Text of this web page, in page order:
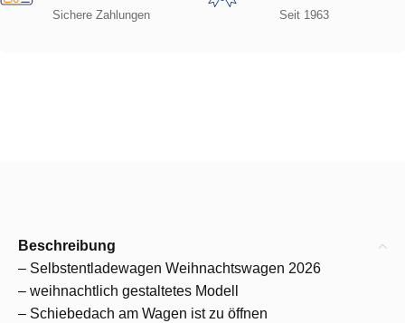
Sichere Zahlungen Seit 1963
Beschreibung
– Selbstentladewagen Weihnachtswagen 2026
– weihnachtlich gestaltetes Modell
– Schiebedach am Wagen ist zu öffnen